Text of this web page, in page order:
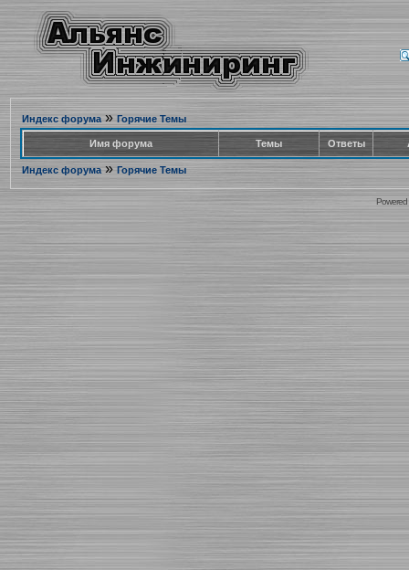
Индекс форума» Горячие Темы
Имя форума Темы Ответы
Индекс форума» Горячие Темы